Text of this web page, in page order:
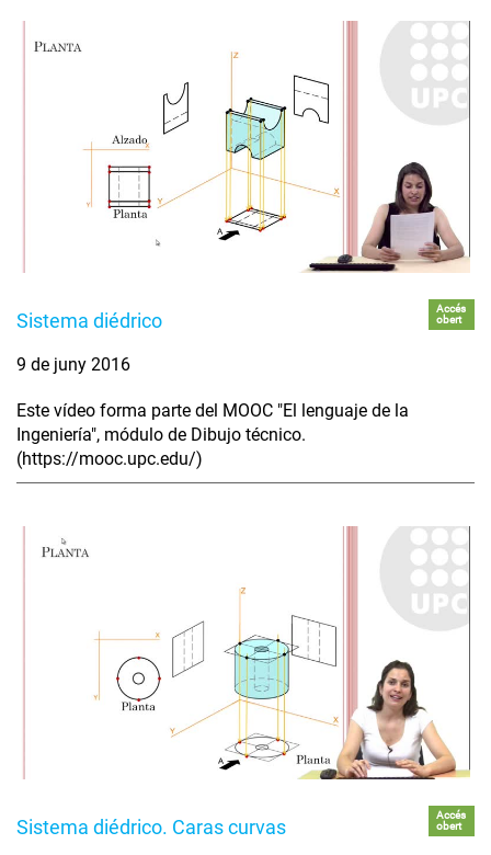
Sistema diédrico
Accés
obert
9 de juny 2016
Este vídeo forma parte del MOOC "El lenguaje de la
Ingeniería", módulo de Dibujo técnico.
(https://mooc.upc.edu/)
Sistema diédrico. Caras curvas
Accés
obert